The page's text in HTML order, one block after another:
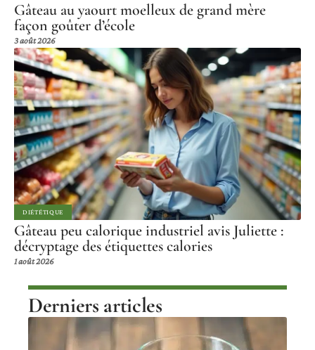
Gâteau au yaourt moelleux de grand mère
façon goûter d’école
3 août 2026
DIÉTÉTIQUE
Gâteau peu calorique industriel avis Juliette :
décryptage des étiquettes calories
1 août 2026
Derniers articles